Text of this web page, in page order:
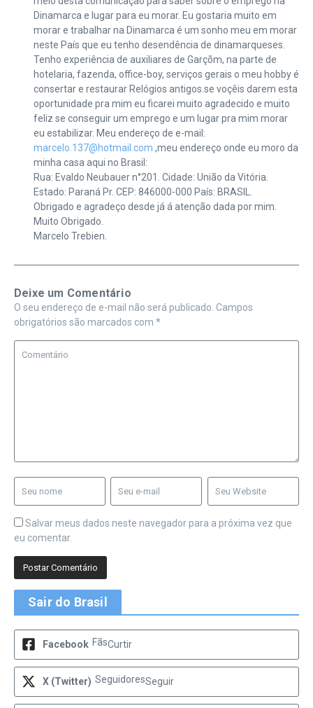
Dinamarca e lugar para eu morar. Eu gostaria muito em
morar e trabalhar na Dinamarca é um sonho meu em morar
neste País que eu tenho desendência de dinamarqueses.
Tenho experiência de auxiliares de Garçõm, na parte de
hotelaria, fazenda, office-boy, serviços gerais o meu hobby é
consertar e restaurar Relógios antigos.se voçêis darem esta
oportunidade pra mim eu ficarei muito agradecido e muito
feliz se conseguir um emprego e um lugar pra mim morar
eu estabilizar. Meu endereço de e-mail:
marcelo.137@hotmail.com ,meu endereço onde eu moro da
minha casa aqui no Brasil:
Rua: Evaldo Neubauer n°201. Cidade: União da Vitória.
Estado: Paraná Pr. CEP: 846000-000 País: BRASIL.
Obrigado e agradeço desde já á atenção dada por mim.
Muito Obrigado.
Marcelo Trebien.
Deixe um Comentário
O seu endereço de e-mail não será publicado. Campos
obrigatórios são marcados com *
Salvar meus dados neste navegador para a próxima vez que
eu comentar.
Sair do Brasil
Facebook FãsCurtir
X (Twitter) SeguidoresSeguir